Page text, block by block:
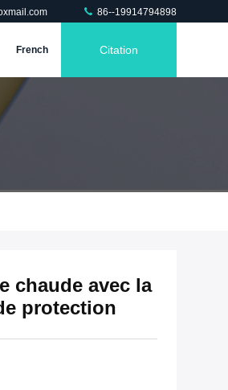
86--19914794898
French Citation
chaude avec la
protection